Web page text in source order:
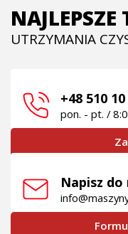
NAJLEPSZE
UTRZYMANIA
+48 510 10
pon. - pt. /
Napisz do